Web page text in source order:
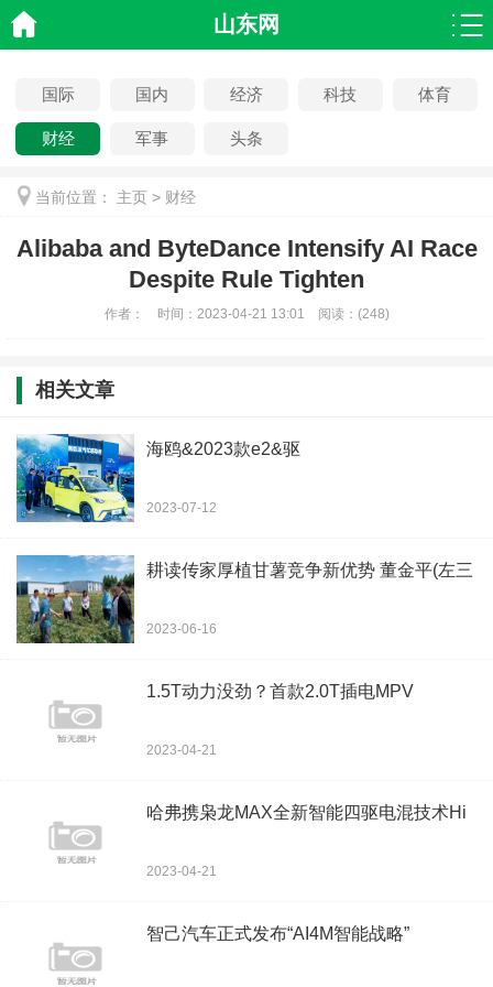
山东网
国际 国内 经济 科技 体育
财经 军事 头条
当前位置： 主页 > 财经
Alibaba and ByteDance Intensify AI Race
Despite Rule Tighten
作者： 时间： 2023-04-21 13:01 阅读： (248)
相关文章
海鸥&2023款e2&驱
2023-07-12
耕读传家厚植甘薯竞争新优势 董金平(左三
2023-06-16
1.5T动力没劲？首款2.0T插电MPV
2023-04-21
哈弗携枭龙MAX全新智能四驱电混技术Hi
2023-04-21
智己汽车正式发布“AI4M智能战略”